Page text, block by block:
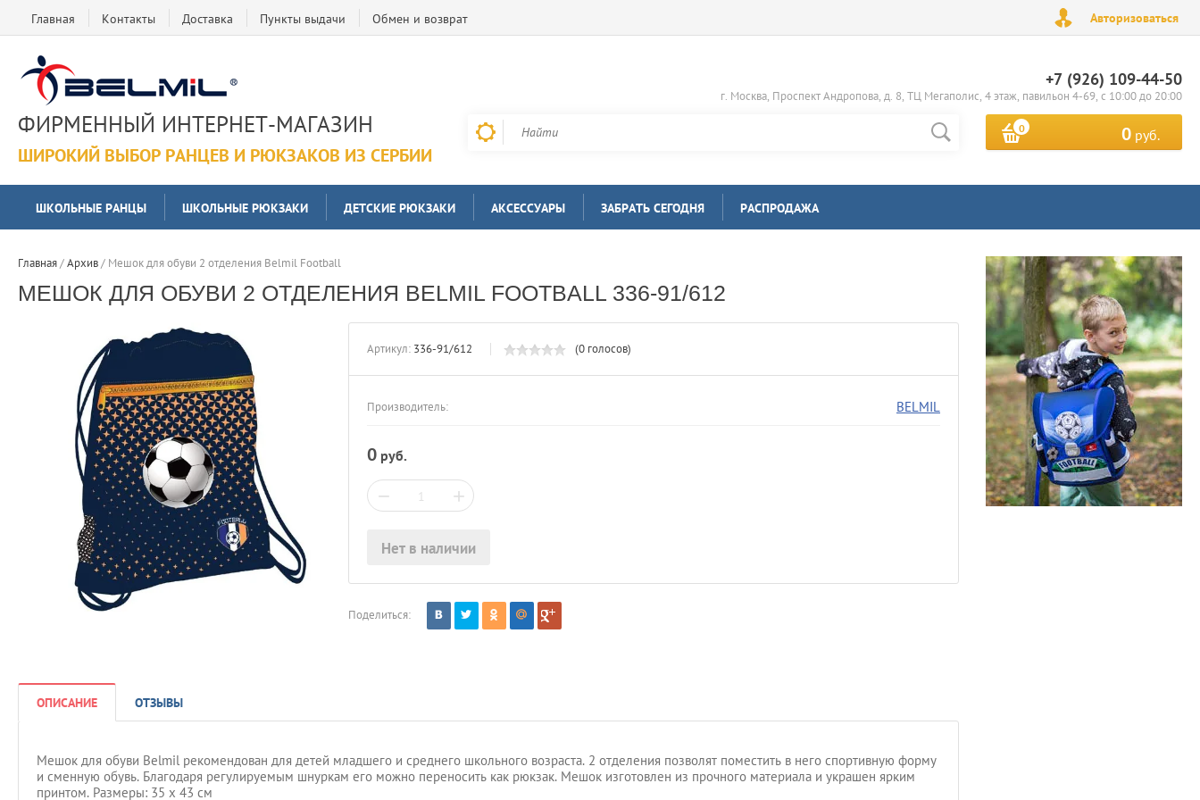
Главная Контакты Доставка Пункты выдачи Обмен и возврат Авторизоваться
ФИРМЕННЫЙ ИНТЕРНЕТ-МАГАЗИН
ШИРОКИЙ ВЫБОР РАНЦЕВ И РЮКЗАКОВ ИЗ СЕРБИИ
+7 (926) 109-44-50
г. Москва, Проспект Андропова, д. 8, ТЦ Мегаполис, 4 этаж, павильон 4-69, с 10:00 до 20:00
0 0 руб.
ШКОЛЬНЫЕ РАНЦЫ ШКОЛЬНЫЕ РЮКЗАКИ ДЕТСКИЕ РЮКЗАКИ АКСЕССУАРЫ ЗАБРАТЬ СЕГОДНЯ РАСПРОДАЖА
Главная / Архив / Мешок для обуви 2 отделения Belmil Football
МЕШОК ДЛЯ ОБУВИ 2 ОТДЕЛЕНИЯ BELMIL FOOTBALL 336-91/612
Артикул: 336-91/612 (0 голосов)
Производитель: BELMIL
0 руб.
− +
Нет в наличии
Поделиться:
ОПИСАНИЕ ОТЗЫВЫ
Мешок для обуви Belmil рекомендован для детей младшего и среднего школьного возраста. 2 отделения позволят поместить в него спортивную форму
и сменную обувь. Благодаря регулируемым шнуркам его можно переносить как рюкзак. Мешок изготовлен из прочного материала и украшен ярким
принтом. Размеры: 35 x 43 см